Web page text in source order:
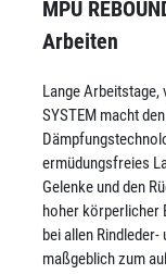
MPU
Arbeiten
Lange Arbeitstage,
SYSTEM macht
ermüdungsfreies
Gelenke und den
hoher körperlicher
bei allen
maßgeblich zum